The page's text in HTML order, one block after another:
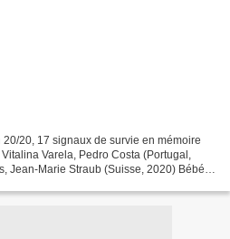
20, 17 signaux de survie en mémoire
Varela, Pedro Costa (Portugal,
Jean-Marie Straub (Suisse, 2020) Bébé